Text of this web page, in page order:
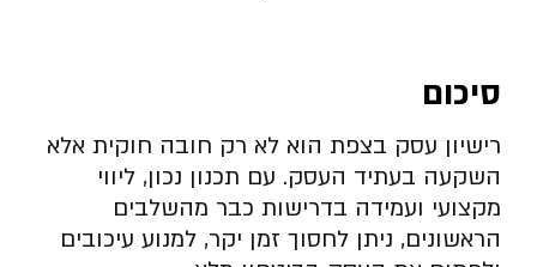
סיכום
רישיון עסק בצפת הוא לא רק חובה חוקית אלא
השקעה בעתיד העסק. עם תכנון נכון, ליווי
מקצועי ועמידה בדרישות כבר מהשלבים
הראשונים, ניתן לחסוך זמן יקר, למנוע עיכובים